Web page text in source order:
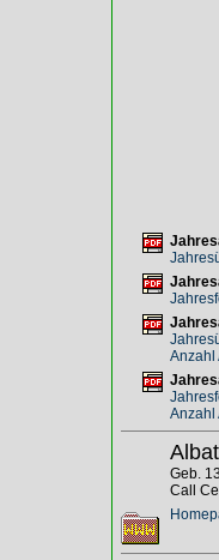
Anzahl
Anzahl
Geb.
Call